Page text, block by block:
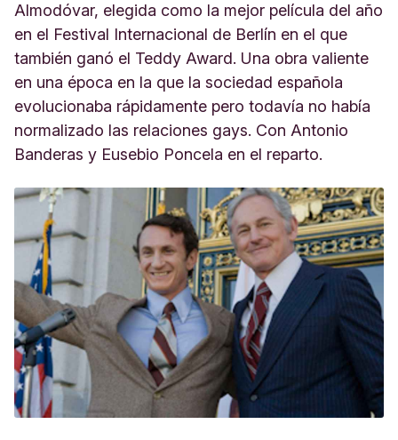
Almodóvar, elegida como la mejor película del año
en el Festival Internacional de Berlín en el que
también ganó el Teddy Award. Una obra valiente
en una época en la que la sociedad española
evolucionaba rápidamente pero todavía no había
normalizado las relaciones gays. Con Antonio
Banderas y Eusebio Poncela en el reparto.